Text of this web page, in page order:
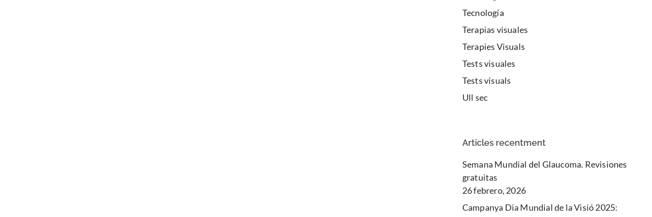
Tecnología
Terapias visuales
Terapies Visuals
Tests visuales
Tests visuals
Ull sec
Articles recentment
Semana Mundial del Glaucoma. Revisiones
gratuitas
26 febrero, 2026
Campanya Dia Mundial de la Visió 2025: